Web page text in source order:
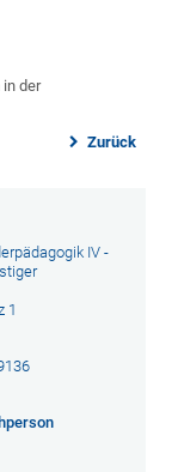
in der
Zurück
IV -
1